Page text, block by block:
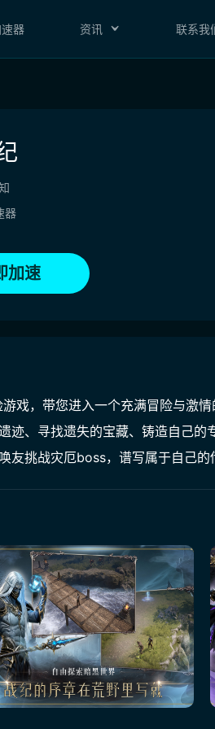
器 资讯 联系我
器
加速
戏，带您进入一个充满冒险与激
迹、寻找遗失的宝藏、铸造自己的
友挑战灾厄boss，谱写属于自己的